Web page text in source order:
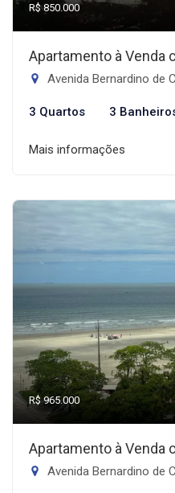
R$ 850.000
Apartamento à Venda
Avenida Bernardino de
3 Quartos 3
Mais informações
R$ 965.000
Apartamento à Venda
Avenida Bernardino de